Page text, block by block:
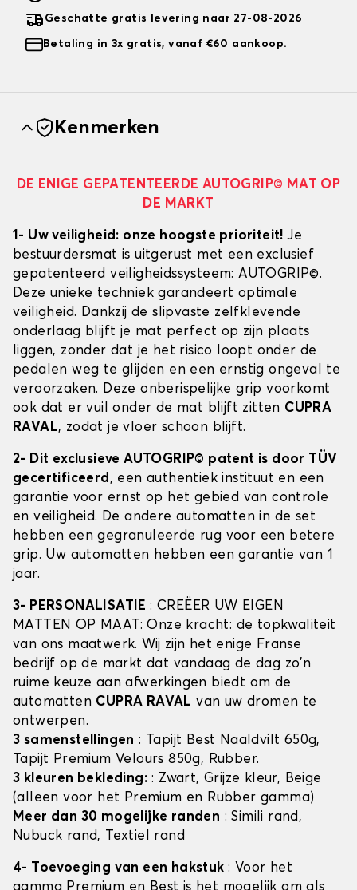
Geschatte gratis levering naar 27-08-2026
Betaling in 3x gratis, vanaf €60 aankoop.
Kenmerken
DE ENIGE GEPATENTEERDE AUTOGRIP© MAT OP
DE MARKT
1- Uw veiligheid: onze hoogste prioriteit!Je
bestuurdersmat is uitgerust met een exclusief
gepatenteerd veiligheidssysteem: AUTOGRIP©.
Deze unieke techniek garandeert optimale
veiligheid. Dankzij de slipvaste zelfklevende
onderlaag blijft je mat perfect op zijn plaats
liggen, zonder dat je het risico loopt onder de
pedalen weg te glijden en een ernstig ongeval te
veroorzaken. Deze onberispelijke grip voorkomt
ook dat er vuil onder de mat blijft zitten CUPRA
RAVAL, zodat je vloer schoon blijft.
2- Dit exclusieve AUTOGRIP© patent is door TÜV
gecertificeerd, een authentiek instituut en een
garantie voor ernst op het gebied van controle
en veiligheid. De andere automatten in de set
hebben een gegranuleerde rug voor een betere
grip. Uw automatten hebben een garantie van 1
jaar.
3- PERSONALISATIE: CREËER UW EIGEN
MATTEN OP MAAT: Onze kracht: de topkwaliteit
van ons maatwerk. Wij zijn het enige Franse
bedrijf op de markt dat vandaag de dag zo'n
ruime keuze aan afwerkingen biedt om de
automatten CUPRA RAVAL van uw dromen te
ontwerpen.
3 samenstellingen : Tapijt Best Naaldvilt 650g,
Tapijt Premium Velours 850g, Rubber.
3 kleuren bekleding: : Zwart, Grijze kleur, Beige
(alleen voor het Premium en Rubber gamma)
Meer dan 30 mogelijke randen : Simili rand,
Nubuck rand, Textiel rand
4- Toevoeging van een hakstuk : Voor het